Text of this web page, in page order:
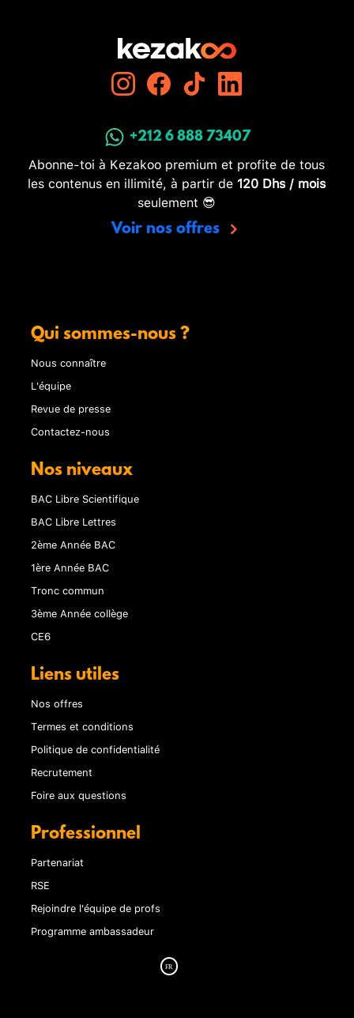
+212 6 888 73407
Abonne-toi à Kezakoo premium et profite de tous
les contenus en illimité, à partir de 120 Dhs / mois
seulement 😎
Voir nos offres
Qui sommes-nous ?
Nous connaître
L'équipe
Revue de presse
Contactez-nous
Nos niveaux
BAC Libre Scientifique
BAC Libre Lettres
2ème Année BAC
1ère Année BAC
Tronc commun
3ème Année collège
CE6
Liens utiles
Nos offres
Termes et conditions
Politique de confidentialité
Recrutement
Foire aux questions
Professionnel
Partenariat
RSE
Rejoindre l'équipe de profs
Programme ambassadeur